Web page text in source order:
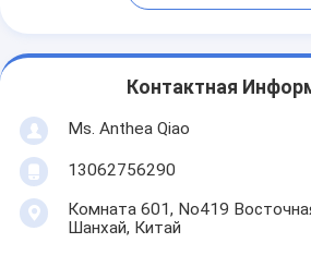
Контактная
Ms. Anthea Qiao
13062756290
Комната 601, No419
Шанхай, Китай